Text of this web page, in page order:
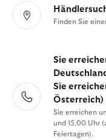
Finden Sie
Sie
Sie
Österreich)
Sie erreichen
und 15.00 Uhr
Feiertagen).